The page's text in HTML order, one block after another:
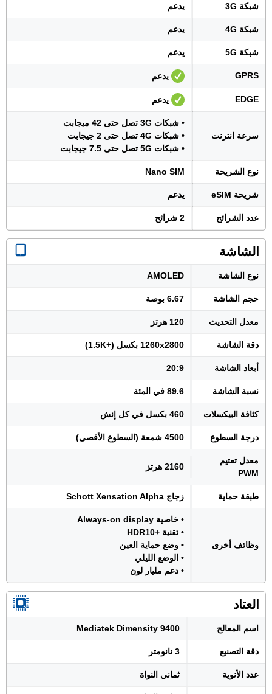
شبكة 3G يدعم
شبكة 4G يدعم
شبكة 5G يدعم
GPRS يدعم
EDGE يدعم
سرعة انترنت
• شبكات 3G تصل حتى 42 ميجابت
• شبكات 4G تصل حتى 2 جيجابت
• شبكات 5G تصل حتى 7.5 جيجابت
نوع الشريحة Nano SIM
شريحة eSIM يدعم
عدد الشرائح 2 شرائح
الشاشة
نوع الشاشة AMOLED
حجم الشاشة 6.67 بوصة
معدل التحديث 120 هرتز
دقة الشاشة 1260x2800 بكسل (+1.5K)
أبعاد الشاشة 20:9
نسبة الشاشة 89.6 في المئة
كثافة البيكسلات 460 بكسل في كل إنش
درجة السطوع 4500 شمعة (السطوع الأقصى)
معدل تعتيم
PWM
2160 هرتز
طبقة حماية زجاج Schott Xensation Alpha
وظائف أخرى
• خاصية Always-on display
• تقنية +HDR10
• وضع حماية العين
• الوضع الليلي
• دعم مليار لون
العتاد
اسم المعالج Mediatek Dimensity 9400
دقة التصنيع 3 نانومتر
عدد الأنوية ثماني النواة